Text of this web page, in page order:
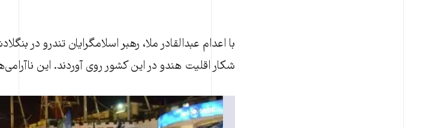
با اعدام عبدالقادر ملا، رهبر اسلامگرايان تندرو در
شکار اقليت هندو در اين کشور روی آوردند. اين